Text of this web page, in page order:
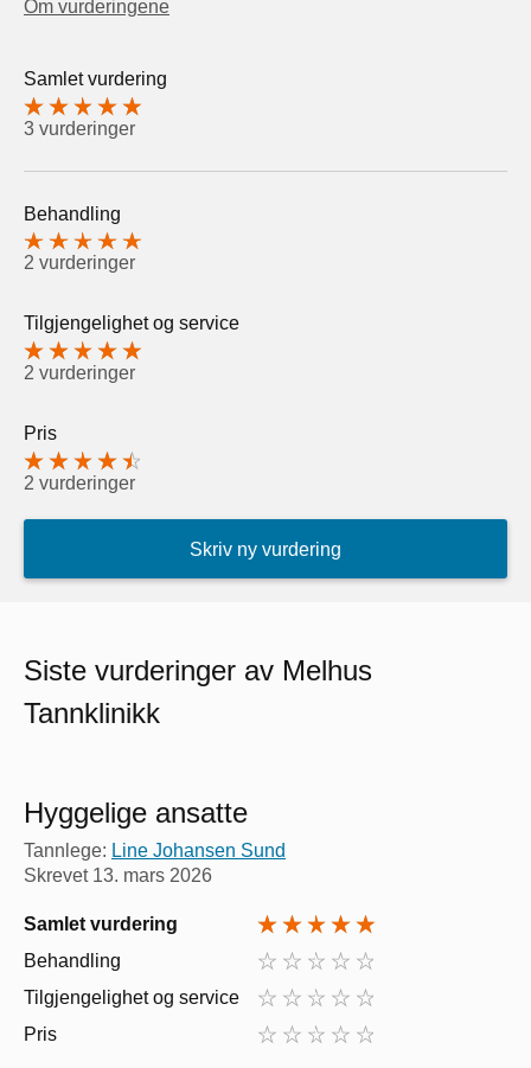
Om vurderingene
Samlet vurdering
3 vurderinger
Behandling
2 vurderinger
Tilgjengelighet og service
2 vurderinger
Pris
2 vurderinger
Skriv ny vurdering
Siste vurderinger av Melhus
Tannklinikk
Hyggelige ansatte
Tannlege: Line Johansen Sund
Skrevet 13. mars 2026
Samlet vurdering
Behandling
Tilgjengelighet og service
Pris